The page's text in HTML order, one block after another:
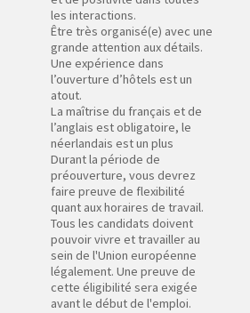
les interactions.
Être très organisé(e) avec une
grande attention aux détails.
Une expérience dans
l’ouverture d’hôtels est un
atout.
La maîtrise du français et de
l’anglais est obligatoire, le
néerlandais est un plus
Durant la période de
préouverture, vous devrez
faire preuve de flexibilité
quant aux horaires de travail.
Tous les candidats doivent
pouvoir vivre et travailler au
sein de l'Union européenne
légalement. Une preuve de
cette éligibilité sera exigée
avant le début de l'emploi.